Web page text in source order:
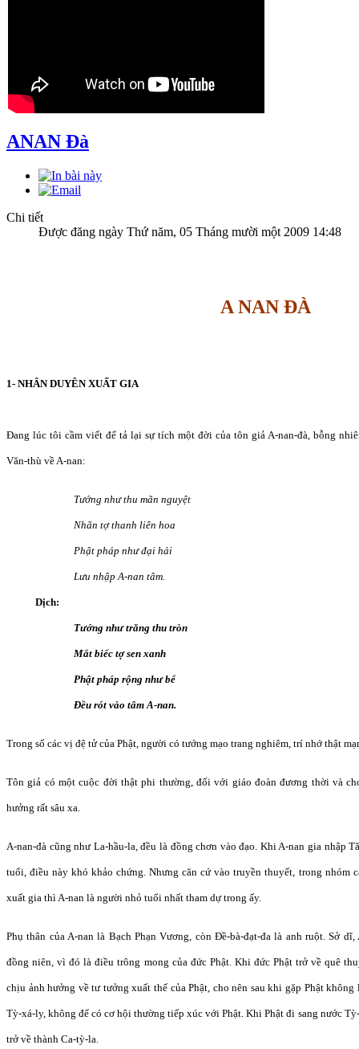
ANAN Đà
Chi tiết
Được đăng ngày Thứ năm, 05 Tháng mười một 2009 14:48
A NAN ĐÀ
1- NHÂN DUYÊN XUẤT GIA
Đang lúc tôi cầm viết để tả lại sự tích một đời của tôn giả A-nan-đà, bỗng
Văn-thù về A-nan:
Tướng như thu mãn nguyệt
Nhãn tợ thanh liên hoa
Phật pháp như đại hải
Lưu nhập A-nan tâm.
Dịch:
Tướng như trăng thu tròn
Mắt biếc tợ sen xanh
Phật pháp rộng như bể
Đều rót vào tâm A-nan.
Trong số các vị đệ tử của Phật, người có tướng mạo trang nghiêm, trí nhớ thật
Tôn giả có một cuộc đời thật phi thường, đối với giáo đoàn đương thời và
hưởng rất sâu xa.
A-nan-đà cũng như La-hầu-la, đều là đồng chơn vào đạo. Khi A-nan gia nhập
tuổi, điều này khó khảo chứng. Nhưng căn cứ vào truyền thuyết, trong nhóm
xuất gia thì A-nan là người nhỏ tuổi nhất tham dự trong ấy.
Phụ thân của A-nan là Bạch Phạn Vương, còn Đề-bà-đạt-đa là anh ruột. Sở
đồng niên, vì đó là điều trông mong của đức Phật. Khi đức Phật trở về quê
chịu ảnh hưởng về tư tưởng xuất thế của Phật, cho nên sau khi gặp Phật không
Tỳ-xá-ly, không để có cơ hội thường tiếp xúc với Phật. Khi Phật đi sang nước
trở về thành Ca-tỳ-la.